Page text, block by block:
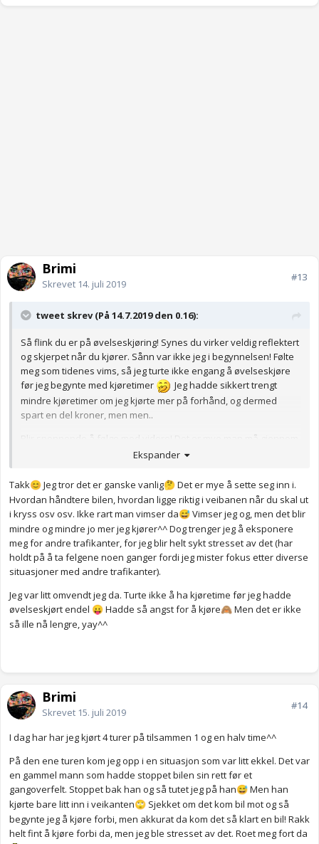
Brimi
Skrevet 14. juli 2019
#13
tweet skrev (På 14.7.2019 den 0.16):
Så flink du er på øvelseskjøring! Synes du virker veldig reflektert
og skjerpet når du kjører. Sånn var ikke jeg i begynnelsen! Følte
meg som tidenes vims, så jeg turte ikke engang å øvelseskjøre
før jeg begynte med kjøretimer
Jeg hadde sikkert trengt
mindre kjøretimer om jeg kjørte mer på forhånd, og dermed
spart en del kroner, men men..
men lappen blir det til slutt. Kjenner jeg blir engasjert og nervøs
Ekspander
Takk😊 Jeg tror det er ganske vanlig🤔 Det er mye å sette seg inn i.
Hvordan håndtere bilen, hvordan ligge riktig i veibanen når du skal ut
i kryss osv osv. Ikke rart man vimser da😅 Vimser jeg og, men det blir
mindre og mindre jo mer jeg kjører^^ Dog trenger jeg å eksponere
meg for andre trafikanter, for jeg blir helt sykt stresset av det (har
holdt på å ta felgene noen ganger fordi jeg mister fokus etter diverse
situasjoner med andre trafikanter).
Jeg var litt omvendt jeg da. Turte ikke å ha kjøretime før jeg hadde
øvelseskjørt endel 😛 Hadde så angst for å kjøre🙈 Men det er ikke
så ille nå lengre, yay^^
Brimi
Skrevet 15. juli 2019
#14
I dag har har jeg kjørt 4 turer på tilsammen 1 og en halv time^^
På den ene turen kom jeg opp i en situasjon som var litt ekkel. Det var
en gammel mann som hadde stoppet bilen sin rett før et
gangoverfelt. Stoppet bak han og så tutet jeg på han😅 Men han
kjørte bare litt inn i veikanten🙄 Sjekket om det kom bil mot og så
begynte jeg å kjøre forbi, men akkurat da kom det så klart en bil! Rakk
helt fint å kjøre forbi da, men jeg ble stresset av det. Roet meg fort da